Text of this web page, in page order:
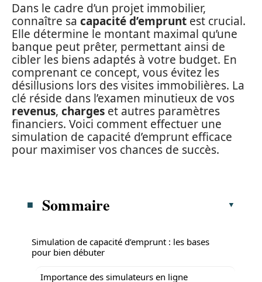
Dans le cadre d’un projet immobilier,
connaître sa capacité d’emprunt est crucial.
Elle détermine le montant maximal qu’une
banque peut prêter, permettant ainsi de
cibler les biens adaptés à votre budget. En
comprenant ce concept, vous évitez les
désillusions lors des visites immobilières. La
clé réside dans l’examen minutieux de vos
revenus, charges et autres paramètres
financiers. Voici comment effectuer une
simulation de capacité d’emprunt efficace
pour maximiser vos chances de succès.
Sommaire
Simulation de capacité d’emprunt : les bases
pour bien débuter
Importance des simulateurs en ligne